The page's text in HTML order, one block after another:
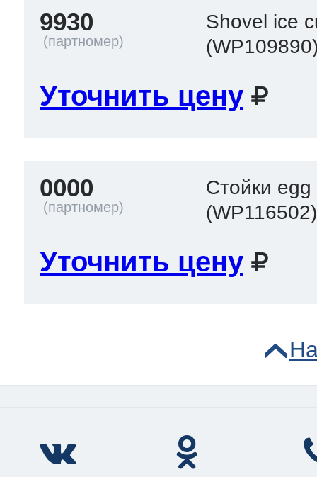
9930
Shovel ice
Уточнить цену
0000
Стойки egg
(WP116502)
Уточнить цену